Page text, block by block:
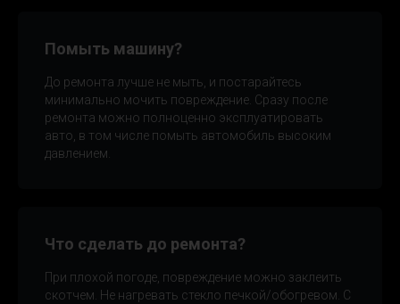
Помыть машину?
До ремонта лучше не мыть, и постарайтесь
минимально мочить повреждение. Сразу после
ремонта можно полноценно эксплуатировать
авто, в том числе помыть автомобиль высоким
давлением.
Что сделать до ремонта?
При плохой погоде, повреждение можно заклеить
скотчем. Не нагревать стекло печкой/обогревом. С